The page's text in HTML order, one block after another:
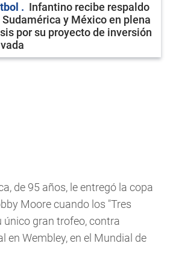
Infantino recibe respaldo
Sudamérica y México en plena
por su proyecto de inversión
de 95 años, le entregó la copa
Moore cuando los "Tres
único gran trofeo, contra
en Wembley, en el Mundial de